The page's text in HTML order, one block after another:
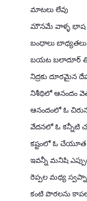
మాటలు లేవు
మౌనమే వాళ్ళ భాష
బంధాలు
బయట బలాదూర్
నిద్రకు దూరమైన
నిశీథిలో ఆనందం
ఆనందంలో ఓ
వేదనలో ఓ కన్నీటి
కష్టంలో ఓ చేయూత
ఇవన్నీ మనిషి
రెప్పల మధ్య
కంటి పొరలను